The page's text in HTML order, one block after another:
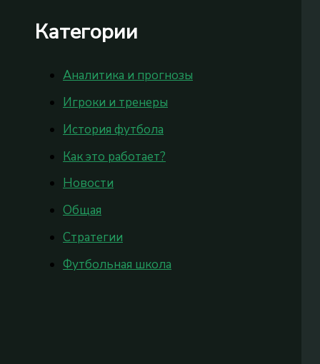
Категории
Аналитика и прогнозы
Игроки и тренеры
История футбола
Как это работает?
Новости
Общая
Стратегии
Футбольная школа